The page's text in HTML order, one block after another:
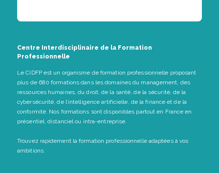
Centre Interdisciplinaire de la Formation
Professionnelle
Le CIDFP est un organisme de formation professionnelle proposant
plus de 680 formations dans les domaines du management, des
ressources humaines, du droit, de la santé, de la sécurité, de la
cybersécurité, de l’intelligence artificielle, de la finance et de la
conformité. Nos formations sont disponibles partout en France en
présentiel, distanciel ou intra-entreprise.
Trouvez rapidement la formation professionnelle adaptées à vos
ambitions.